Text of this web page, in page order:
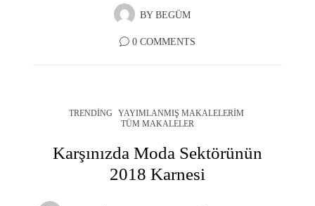
BY BEGÜM
0 COMMENTS
TRENDING
YAYIMLANMIŞ MAKALELERIM
TÜM MAKALELER
Karşınızda Moda Sektörünün
2018 Karnesi